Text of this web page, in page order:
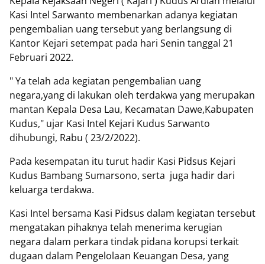
Kasi Intel Sarwanto membenarkan adanya kegiatan
pengembalian uang tersebut yang berlangsung di
Kantor Kejari setempat pada hari Senin tanggal 21
Februari 2022.
" Ya telah ada kegiatan pengembalian uang
negara,yang di lakukan oleh terdakwa yang merupakan
mantan Kepala Desa Lau, Kecamatan Dawe,Kabupaten
Kudus," ujar Kasi Intel Kejari Kudus Sarwanto
dihubungi, Rabu ( 23/2/2022).
Pada kesempatan itu turut hadir Kasi Pidsus Kejari
Kudus Bambang Sumarsono, serta juga hadir dari
keluarga terdakwa.
Kasi Intel bersama Kasi Pidsus dalam kegiatan tersebut
mengatakan pihaknya telah menerima kerugian
negara dalam perkara tindak pidana korupsi terkait
dugaan dalam Pengelolaan Keuangan Desa, yang